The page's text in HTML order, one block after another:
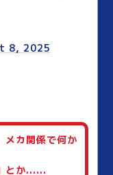
8, 2025
メカ関係で何か
とか......